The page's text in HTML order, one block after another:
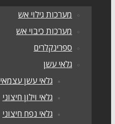
מערכות גילוי אש
מערכות כיבוי אש
ספרינקלרים
גלאי עשן
גלאי עשן עצמאי
גלאי וילון חיצוני
גלאי נפח חיצוני